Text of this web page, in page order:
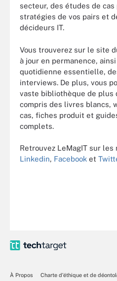
secteur, des études de
stratégies de vos pairs et
décideurs IT.
Vous trouverez sur le site
à jour en permanence,
quotidienne essentielle,
interviews. De plus, vous
vaste bibliothèque de plus
compris des livres blancs,
cas, fiches produit et
complets.
Retrouvez LeMagIT sur les
Linkedin, Facebook et
À Propos
Charte d’éthique et de